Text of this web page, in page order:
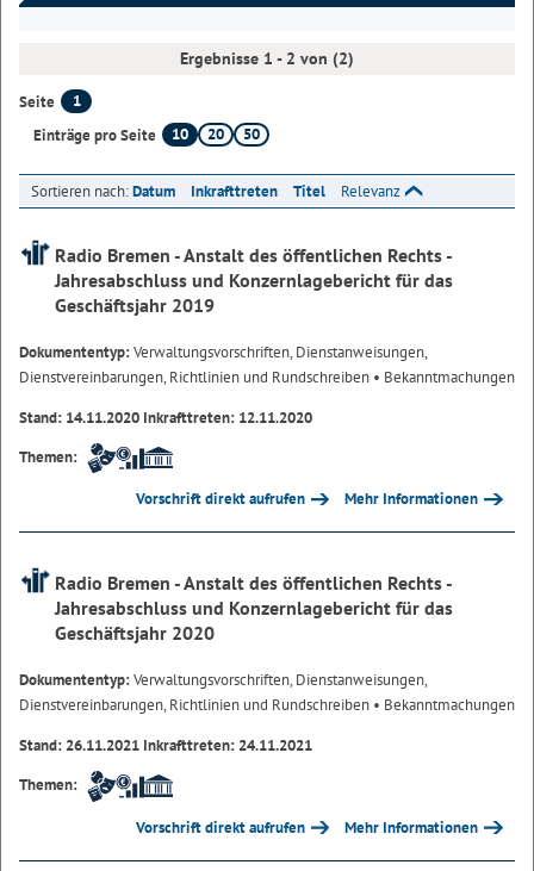
Ergebnisse 1 - 2 von (2)
Seite
1
Einträge pro Seite
10 20 50
Sortieren nach:Datum Inkrafttreten Titel Relevanz
Radio Bremen - Anstalt des öffentlichen Rechts -
Jahresabschluss und Konzernlagebericht für das
Geschäftsjahr 2019
Dokumententyp:Verwaltungsvorschriften, Dienstanweisungen,
Dienstvereinbarungen, Richtlinien und Rundschreiben • Bekanntmachungen
Stand: 14.11.2020 Inkrafttreten: 12.11.2020
Themen:
Vorschrift direkt aufrufen Mehr Informationen
Radio Bremen - Anstalt des öffentlichen Rechts -
Jahresabschluss und Konzernlagebericht für das
Geschäftsjahr 2020
Dokumententyp:Verwaltungsvorschriften, Dienstanweisungen,
Dienstvereinbarungen, Richtlinien und Rundschreiben • Bekanntmachungen
Stand: 26.11.2021 Inkrafttreten: 24.11.2021
Themen:
Vorschrift direkt aufrufen Mehr Informationen